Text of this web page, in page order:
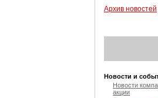
Архив новостей
Новости и
Новости
акции